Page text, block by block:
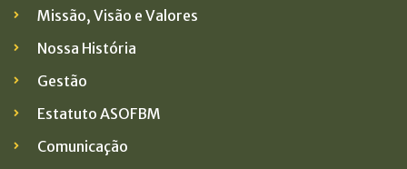
Missão, Visão e Valores
Nossa História
Gestão
Estatuto ASOFBM
Comunicação